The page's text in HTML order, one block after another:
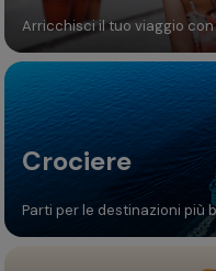
Arricchisci il tuo viaggio
Crociere
Parti per le destinazioni più